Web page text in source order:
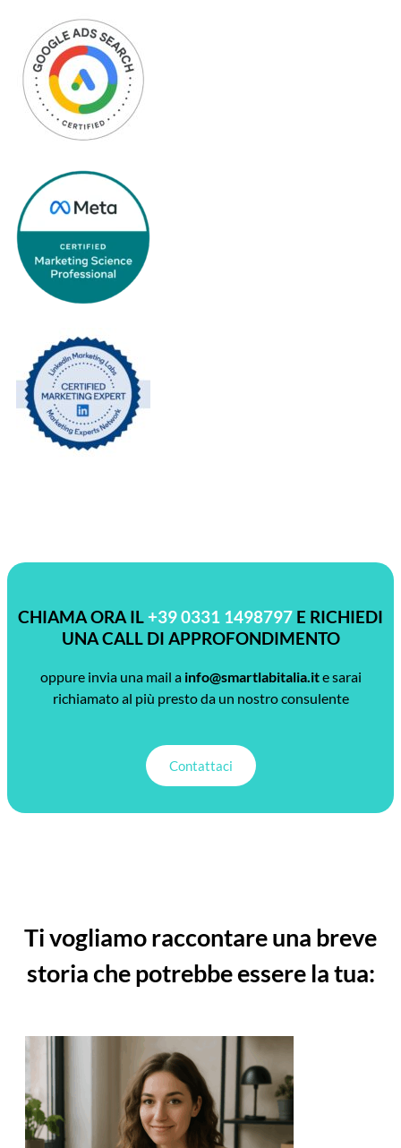
CHIAMA ORA IL+39 0331 1498797 E RICHIEDI
UNA CALL DI APPROFONDIMENTO
oppure invia una mail a info@smartlabitalia.ite sarai
richiamato al più presto da un nostro consulente
Contattaci
Ti vogliamo raccontare una breve
storia che potrebbe essere la tua: